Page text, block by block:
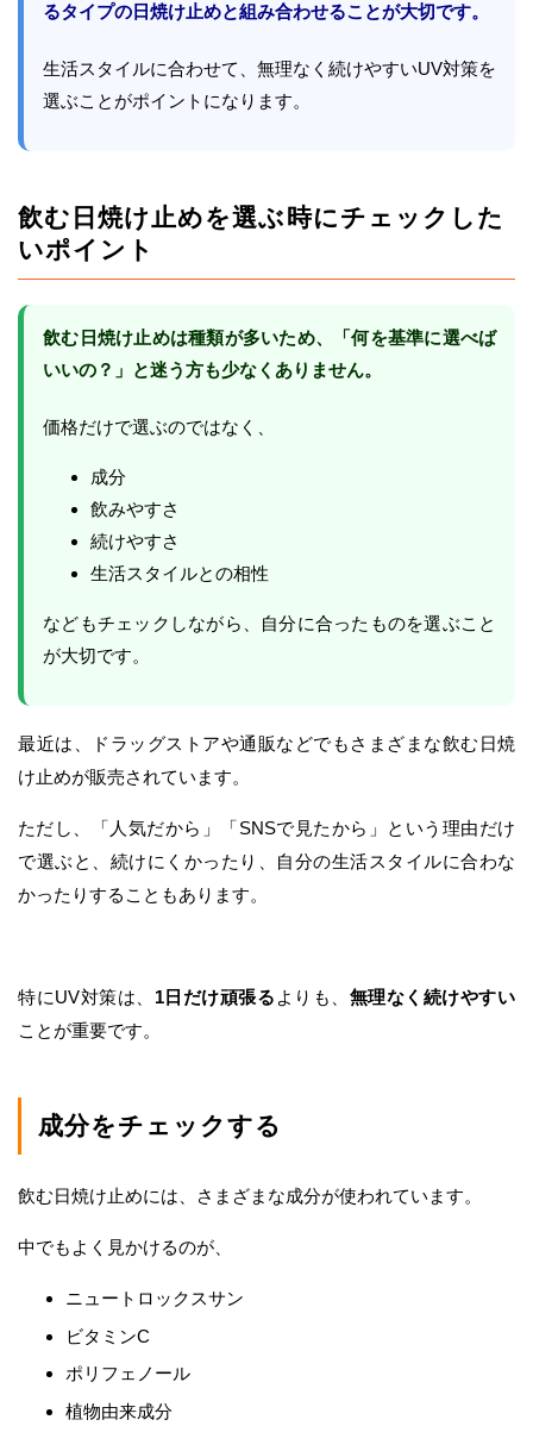
るタイプの日焼け止めと組み合わせることが大切です。
生活スタイルに合わせて、無理なく続けやすいUV対策を
選ぶことがポイントになります。
飲む日焼け止めを選ぶ時にチェックした
いポイント
飲む日焼け止めは種類が多いため、「何を基準に選べば
いいの？」と迷う方も少なくありません。
価格だけで選ぶのではなく、
成分
飲みやすさ
続けやすさ
生活スタイルとの相性
などもチェックしながら、自分に合ったものを選ぶこと
が大切です。
最近は、ドラッグストアや通販などでもさまざまな飲む日焼
け止めが販売されています。
ただし、「人気だから」「SNSで見たから」という理由だけ
で選ぶと、続けにくかったり、自分の生活スタイルに合わな
かったりすることもあります。
特にUV対策は、 1日だけ頑張る よりも、 無理なく続けやすい
ことが重要です。
成分をチェックする
飲む日焼け止めには、さまざまな成分が使われています。
中でもよく見かけるのが、
ニュートロックスサン
ビタミンC
ポリフェノール
植物由来成分